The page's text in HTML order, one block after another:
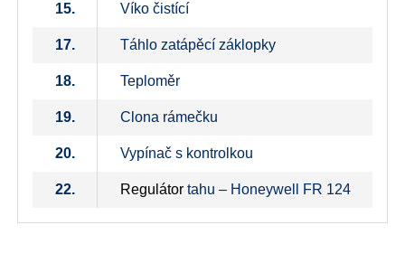
15. Víko čistící
17. Táhlo zatápěcí záklopky
18. Teploměr
19. Clona rámečku
20. Vypínač s kontrolkou
22. Regulátor tahu – Honeywell FR 124